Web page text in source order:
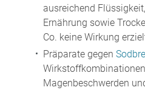
ausreichend
Ernährung sowie
Co. keine Wirkung
Präparate gegen
Magenbeschwerden